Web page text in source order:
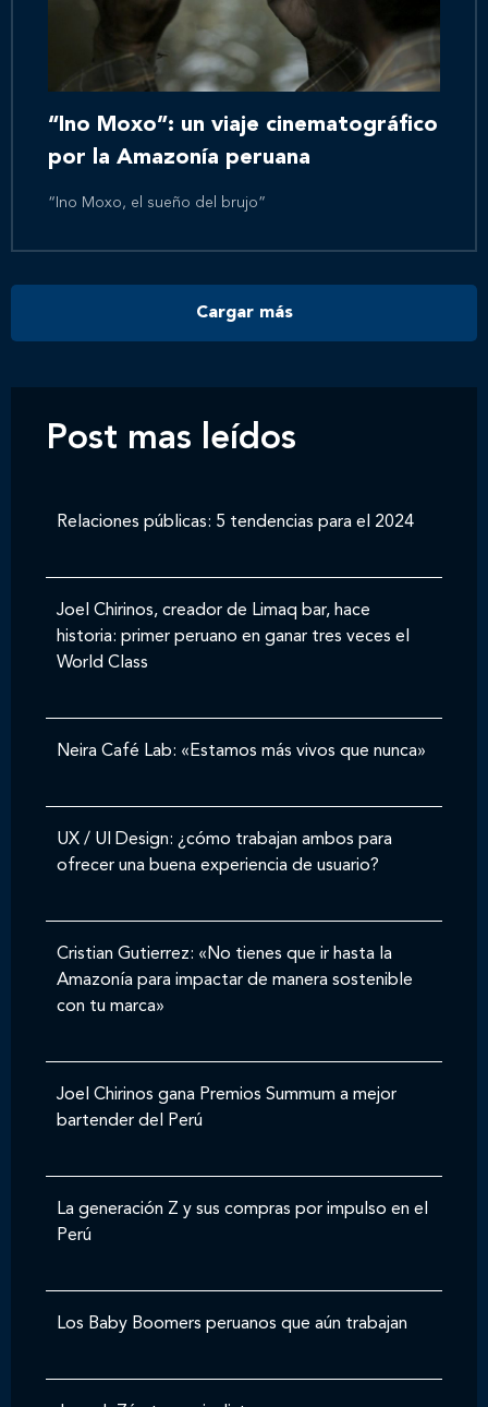
Inicio
Nosotros
Novedades
Contáctanos
“Ino Moxo”: un viaje cinematográfico
por la Amazonía peruana
“Ino Moxo, el sueño del brujo”
Cargar más
Post mas leídos
Relaciones públicas: 5 tendencias para el 2024
Joel Chirinos, creador de Limaq bar, hace
historia: primer peruano en ganar tres veces el
World Class
Neira Café Lab: «Estamos más vivos que nunca»
UX / UI Design: ¿cómo trabajan ambos para
ofrecer una buena experiencia de usuario?
Cristian Gutierrez: «No tienes que ir hasta la
Amazonía para impactar de manera sostenible
con tu marca»
Joel Chirinos gana Premios Summum a mejor
bartender del Perú
La generación Z y sus compras por impulso en el
Perú
Los Baby Boomers peruanos que aún trabajan